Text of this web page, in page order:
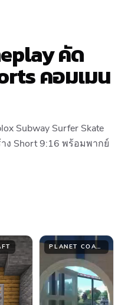
Bottom
คัด
คอมเมน
Subway Surfer Skate
ง Short 9:16 พร้อมพากย์
PLANET COASTER